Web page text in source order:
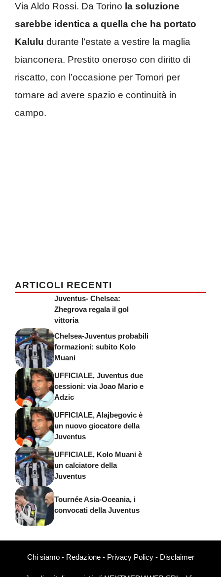
Via Aldo Rossi. Da Torino la soluzione
sarebbe identica a quella che ha portato
Kalulu durante l’estate a vestire la maglia
bianconera. Prestito oneroso con diritto di
riscatto, con l’occasione per Tomori per
tornare ad avere spazio e continuità in
campo.
ARTICOLI RECENTI
Juventus- Chelsea:
Zhegrova regala il gol
vittoria
Chelsea-Juventus probabili
formazioni: subito Kolo
Muani
UFFICIALE, Juventus due
cessioni: via Joao Mario e
Adzic
UFFICIALE, Alajbegovic è
un nuovo giocatore della
Juventus
UFFICIALE, Kolo Muani è
un calciatore della
Juventus
Tournée Asia-Oceania, i
convocati della Juventus
Chi siamo- Redazione- Privacy Policy- Disclaimer